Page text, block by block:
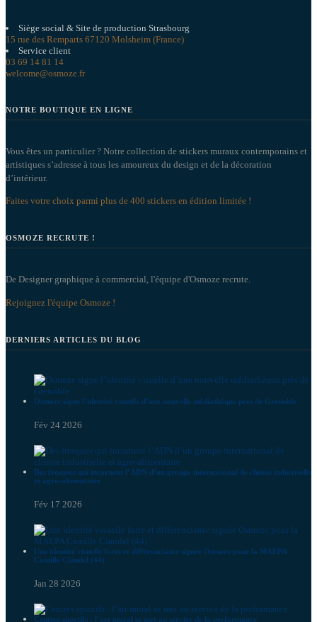
Siège social & Site de production Strasbourg
15 rue des Remparts 67120 Molsheim (France)
Service client
03 69 14 81 14
welcome@osmoze.fr
NOTRE BOUTIQUE EN LIGNE
Vous êtes un particulier ? Notre collection de stickers muraux contemporains et
artistiques s’adresse à tous les amoureux du design et de la décoration
d’intérieur.
Faites votre choix parmi plus de 400 stickers en édition limitée !
OSMOZE RECRUTE !
De Designer graphique à commercial, l'équipe d'Osmoze recrute.
Rejoignez l'équipe Osmoze !
DERNIERS ARTICLES DU BLOG
Osmoze signe l’identité visuelle d’une nouvelle médiathèque près de Grenoble
Fév 24 2026
Des fresques qui incarnent l’ADN d’un groupe international de chimie industrielle
et agro-alimentaire
Fév 17 2026
Une identité visuelle forte et différenciante signée Osmoze pour la MAEPA
Camille Claudel (44)
Jan 28 2026
Centres sportifs : l’art mural se met au service de la performance